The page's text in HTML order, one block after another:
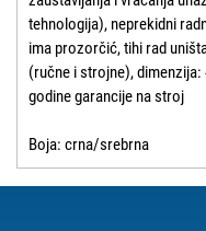
tehnologija), neprekidni
ima prozorčić, tihi rad
(ručne i strojne), dimenzija:
godine garancije na stroj
Boja: crna/srebrna